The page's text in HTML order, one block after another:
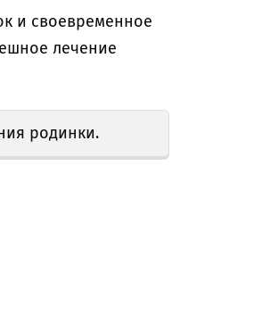
и своевременное
лечение
родинки.